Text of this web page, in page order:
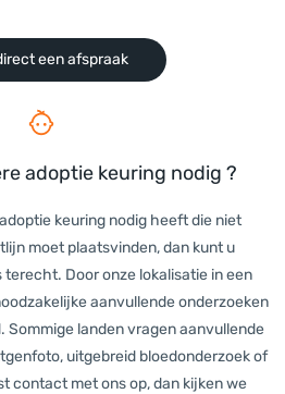
een afspraak
adoptie keuring nodig ?
keuring nodig heeft die niet
moet plaatsvinden, dan kunt u
Door onze lokalisatie in een
aanvullende onderzoeken
Sommige landen vragen aanvullende
uitgebreid bloedonderzoek of
contact met ons op, dan kijken we